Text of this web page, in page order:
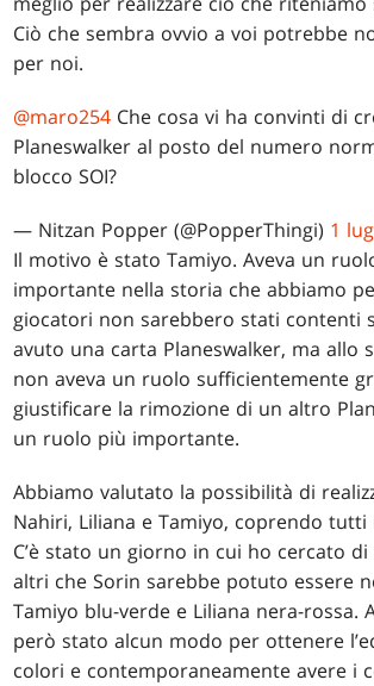
Ciò che sembra ovvio a voi potrebbe
per noi.
@maro254 Che cosa vi ha convinti di
Planeswalker al posto del numero
blocco SOI?
— Nitzan Popper (@PopperThingi) 1
Il motivo è stato Tamiyo. Aveva un
importante nella storia che abbiamo
giocatori non sarebbero stati contenti
avuto una carta Planeswalker, ma allo
non aveva un ruolo sufficientemente
giustificare la rimozione di un altro
un ruolo più importante.
Abbiamo valutato la possibilità di
Nahiri, Liliana e Tamiyo, coprendo
C’è stato un giorno in cui ho cercato
altri che Sorin sarebbe potuto essere
Tamiyo blu-verde e Liliana nera-rossa.
però stato alcun modo per ottenere
colori e contemporaneamente avere i